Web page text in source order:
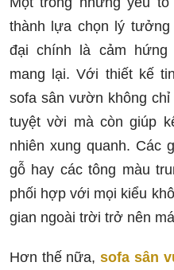
thành lựa chọn lý tưởng
đại chính là cảm hứng
mang lại. Với thiết kế
sofa sân vườn không
tuyệt vời mà còn giúp
nhiên xung quanh. Các
gỗ hay các tông màu
phối hợp với mọi kiểu
gian ngoài trời trở nên
Hơn thế nữa,sofa sân